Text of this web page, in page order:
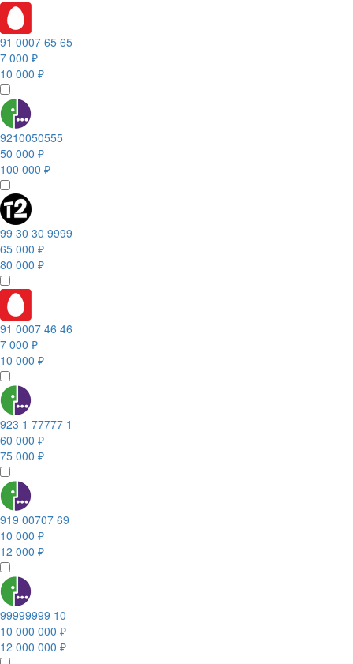
91 0007 65 65
7 000 ₽
10 000 ₽
9210050555
50 000 ₽
100 000 ₽
99 30 30 9999
65 000 ₽
80 000 ₽
91 0007 46 46
7 000 ₽
10 000 ₽
923 1 77777 1
60 000 ₽
75 000 ₽
919 00707 69
10 000 ₽
12 000 ₽
99999999 10
10 000 000 ₽
12 000 000 ₽